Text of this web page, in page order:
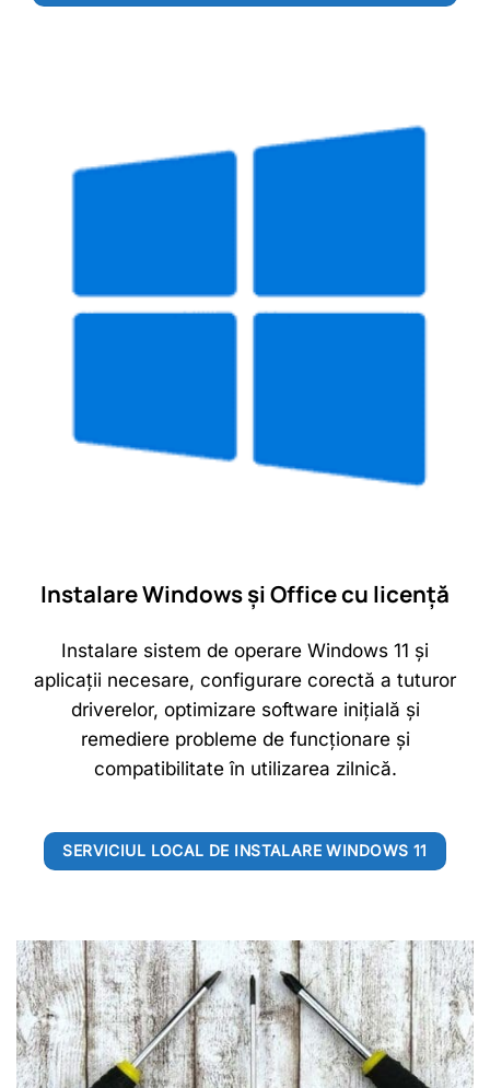
Instalare Windows și Office cu licență
Instalare sistem de operare Windows 11 și
aplicații necesare, configurare corectă a tuturor
driverelor, optimizare software inițială și
remediere probleme de funcționare și
compatibilitate în utilizarea zilnică.
SERVICIUL LOCAL DE INSTALARE WINDOWS 11